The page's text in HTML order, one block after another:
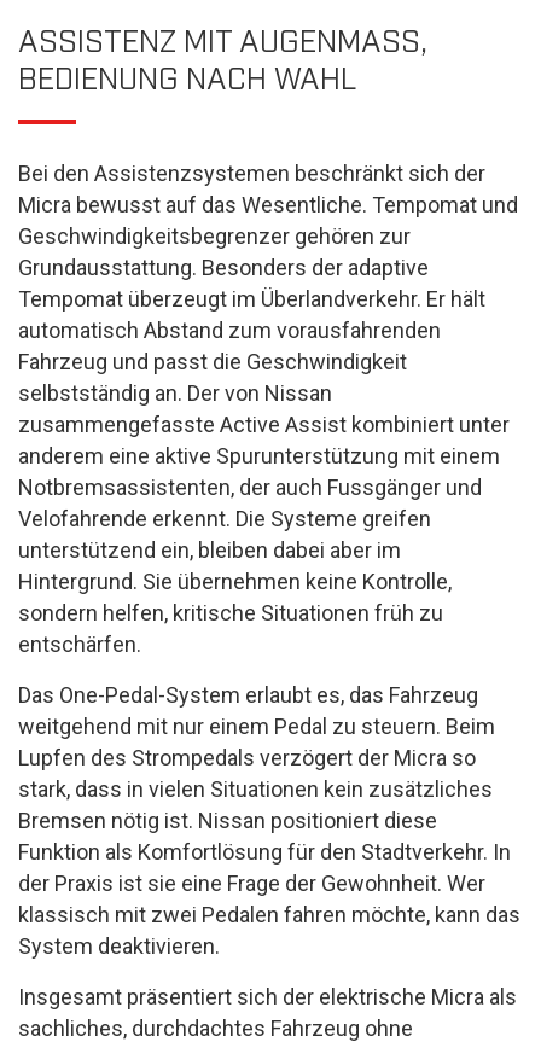
ASSISTENZ MIT AUGENMASS,
BEDIENUNG NACH WAHL
Bei den Assistenzsystemen beschränkt sich der
Micra bewusst auf das Wesentliche. Tempomat und
Geschwindigkeitsbegrenzer gehören zur
Grundausstattung. Besonders der adaptive
Tempomat überzeugt im Überlandverkehr. Er hält
automatisch Abstand zum vorausfahrenden
Fahrzeug und passt die Geschwindigkeit
selbstständig an. Der von Nissan
zusammengefasste Active Assist kombiniert unter
anderem eine aktive Spurunterstützung mit einem
Notbremsassistenten, der auch Fussgänger und
Velofahrende erkennt. Die Systeme greifen
unterstützend ein, bleiben dabei aber im
Hintergrund. Sie übernehmen keine Kontrolle,
sondern helfen, kritische Situationen früh zu
entschärfen.
Das One-Pedal-System erlaubt es, das Fahrzeug
weitgehend mit nur einem Pedal zu steuern. Beim
Lupfen des Strompedals verzögert der Micra so
stark, dass in vielen Situationen kein zusätzliches
Bremsen nötig ist. Nissan positioniert diese
Funktion als Komfortlösung für den Stadtverkehr. In
der Praxis ist sie eine Frage der Gewohnheit. Wer
klassisch mit zwei Pedalen fahren möchte, kann das
System deaktivieren.
Insgesamt präsentiert sich der elektrische Micra als
sachliches, durchdachtes Fahrzeug ohne